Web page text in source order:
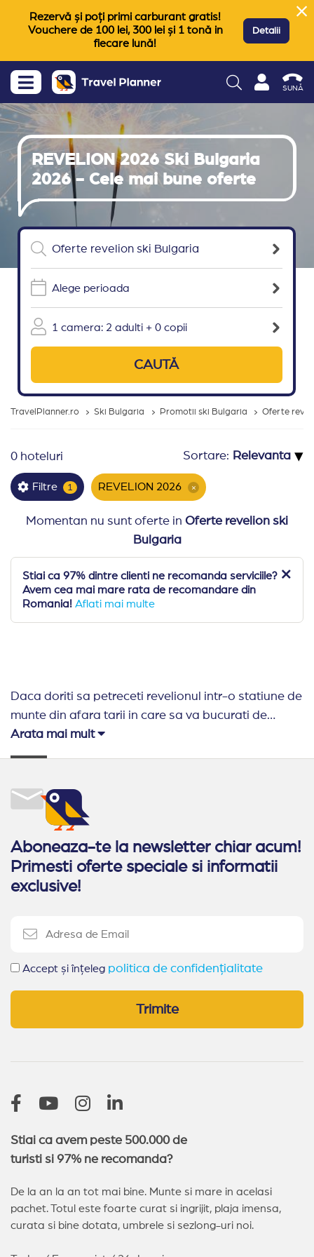
Rezervă și poți primi carburant gratis!
Vouchere de 100 lei, 300 lei și 1 tonă in
fiecare lună!
Detalii
SUNĂ
REVELION 2026 Ski Bulgaria
2026 - Cele mai bune oferte
Alege perioada
1 camera: 2 adulti + 0 copii
CAUTĂ
TravelPlanner.ro Ski Bulgaria Promotii ski Bulgaria Oferte
0 hoteluri Sortare: ▾
Filtre 1 REVELION 2026 ×
Momentan nu sunt oferte in Oferte revelion ski
Bulgaria
Stiai ca 97% dintre clienti ne recomanda serviciile?
Avem cea mai mare rata de recomandare din
Romania! Aflati mai multe
Daca doriti sa petreceti revelionul intr-o statiune de
munte din afara tarii in care sa va bucurati de
zapada si paduri de pin, sau daca asteptati cu
nerabdare sa porniti la ski sau snowboard, ofertele
asteapta cu oferte avantajoase. Alegeti tipul de
cazare preferat si oferta promotionala care vi se
potriveste
Arata mai mult
Aboneaza-te la newsletter chiar acum!
Primesti oferte speciale si informatii
exclusive!
Accept și înțeleg politica de confidențialitate
Trimite
Stiai ca avem peste 500.000 de
turisti si 97% ne recomanda?
De la an la an tot mai bine. Munte si mare in acelasi
pachet. Totul este foarte curat si ingrijit, plaja imensa,
curata si bine dotata, umbrele si sezlong-uri noi.